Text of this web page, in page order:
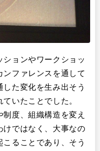
ョンやワークショッ
ファレンスを通して
た変化を生み出そう
いたことでした。
度、組織構造を変え
けではなく、大事なの
ることであり、そう